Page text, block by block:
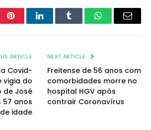
PinterestLinkedInTumblr WhatsAppEmail
ARTICLE
Covid-
vigia do
de José
57 anos
de idade
NEXT ARTICLE
Freitense de 56 anos com
comorbidades morre no
hospital HGV após
contrair Coronavírus